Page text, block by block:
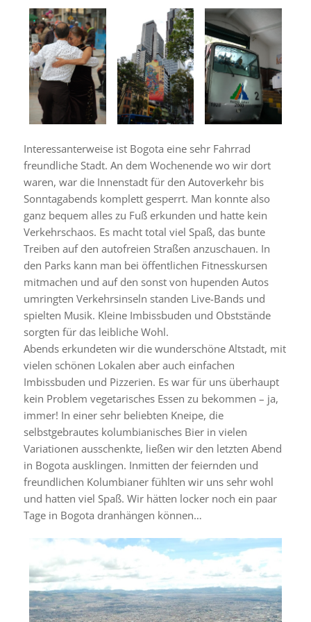
Interessanterweise ist Bogota eine sehr Fahrrad
freundliche Stadt. An dem Wochenende wo wir dort
waren, war die Innenstadt für den Autoverkehr bis
Sonntagabends komplett gesperrt. Man konnte also
ganz bequem alles zu Fuß erkunden und hatte kein
Verkehrschaos. Es macht total viel Spaß, das bunte
Treiben auf den autofreien Straßen anzuschauen. In
den Parks kann man bei öffentlichen Fitnesskursen
mitmachen und auf den sonst von hupenden Autos
umringten Verkehrsinseln standen Live-Bands und
spielten Musik. Kleine Imbissbuden und Obststände
sorgten für das leibliche Wohl.
Abends erkundeten wir die wunderschöne Altstadt, mit
vielen schönen Lokalen aber auch einfachen
Imbissbuden und Pizzerien. Es war für uns überhaupt
kein Problem vegetarisches Essen zu bekommen – ja,
immer! In einer sehr beliebten Kneipe, die
selbstgebrautes kolumbianisches Bier in vielen
Variationen ausschenkte, ließen wir den letzten Abend
in Bogota ausklingen. Inmitten der feiernden und
freundlichen Kolumbianer fühlten wir uns sehr wohl
und hatten viel Spaß. Wir hätten locker noch ein paar
Tage in Bogota dranhängen können…